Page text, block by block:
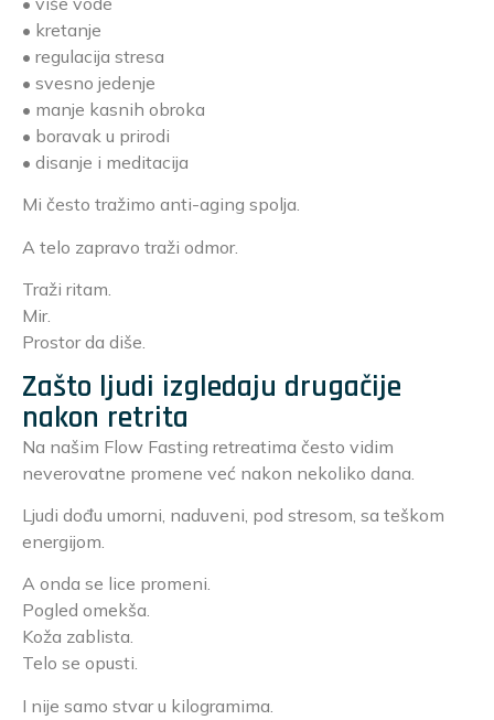
• kretanje
• regulacija stresa
• svesno jedenje
• manje kasnih obroka
• boravak u prirodi
• disanje i meditacija
Mi često tražimo anti-aging spolja.
A telo zapravo traži odmor.
Traži ritam.
Mir.
Prostor da diše.
Zašto ljudi izgledaju drugačije
nakon retrita
Na našim Flow Fasting retreatima često vidim
neverovatne promene već nakon nekoliko dana.
Ljudi dođu umorni, naduveni, pod stresom, sa teškom
energijom.
A onda se lice promeni.
Pogled omekša.
Koža zablista.
Telo se opusti.
I nije samo stvar u kilogramima.